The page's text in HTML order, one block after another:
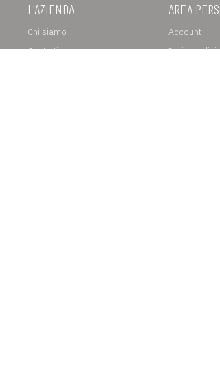
L'AZIENDA
Chi siamo
Contatti
AREA
Account
I miei ordini